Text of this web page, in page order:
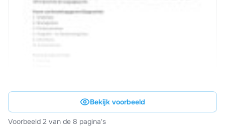
Bekijk voorbeeld
Voorbeeld 2 van de 8 pagina's